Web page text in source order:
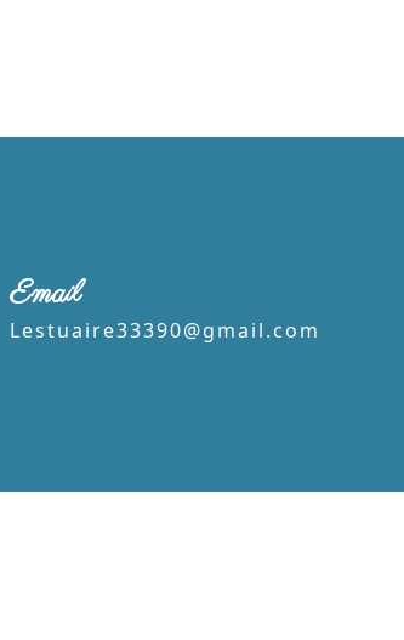
Email
lestuaire33390@gmail.com